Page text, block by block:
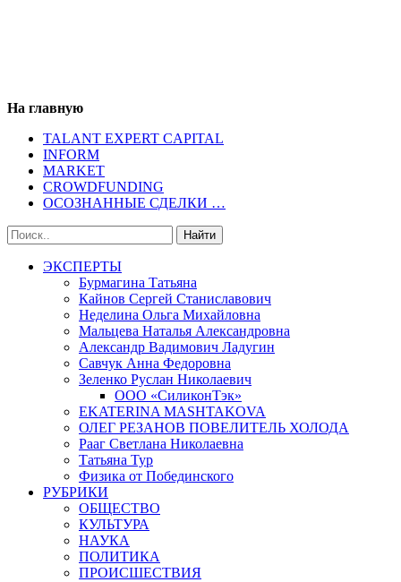
На главную
TALANT EXPERT CAPITAL
INFORM
MARKET
CROWDFUNDING
ОСОЗНАННЫЕ СДЕЛКИ …
ЭКСПЕРТЫ
Бурмагина Татьяна
Кайнов Сергей Станиславович
Неделина Ольга Михайловна
Мальцева Наталья Александровна
Александр Вадимович Ладугин
Савчук Анна Федоровна
Зеленко Руслан Николаевич
ООО «СиликонТэк»
EKATERINA MASHTAKOVA
ОЛЕГ РЕЗАНОВ ПОВЕЛИТЕЛЬ ХОЛОДА
Рааг Светлана Николаевна
Татьяна Тур
Физика от Побединского
РУБРИКИ
ОБЩЕСТВО
КУЛЬТУРА
НАУКА
ПОЛИТИКА
ПРОИСШЕСТВИЯ